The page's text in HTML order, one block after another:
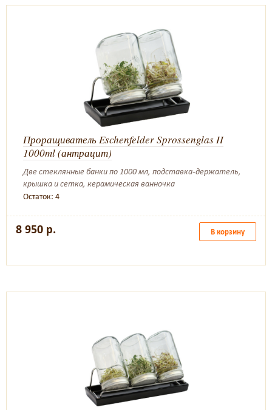
Проращиватель Eschenfelder Sprossenglas II
1000ml (антрацит)
Две стеклянные банки по 1000 мл, подставка-держатель,
крышка и сетка, керамическая ванночка
Остаток: 4
8 950 р. В корзину